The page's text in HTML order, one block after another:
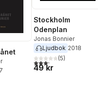
Totalt antal röster:
Stockholm
Odenplan
Jonas Bonnier
Ljudbok 2018
3,2utav 5 stjärnor.
(5)
49 kr